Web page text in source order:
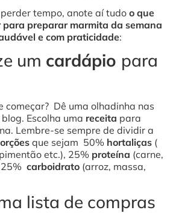
tempo, anote aí tudo o que
para preparar marmita da semana
e com praticidade:
um cardápio para
começar? Dê uma olhadinha nas
Escolha uma receita para
Lembre-se sempre de dividir a
que sejam 50% hortaliças (
etc.), 25% proteína (carne,
carboidrato (arroz, massa,
lista de compras